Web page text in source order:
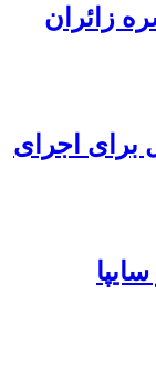
زائران
برای اجرای